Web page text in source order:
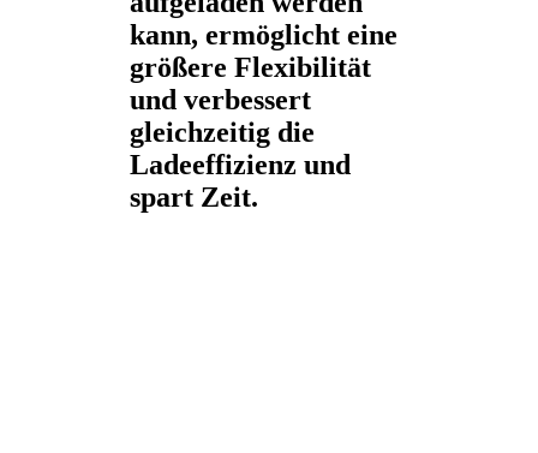
kann, ermöglicht eine
größere Flexibilität
und verbessert
gleichzeitig die
Ladeeffizienz und
spart Zeit.